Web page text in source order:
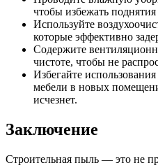
чтобы избежать
Используйте
которые эффективно
Содержите
чистоте, чтобы не
Избегайте
мебели в новых
исчезнет.
Заключение
Строительная пыль — это не